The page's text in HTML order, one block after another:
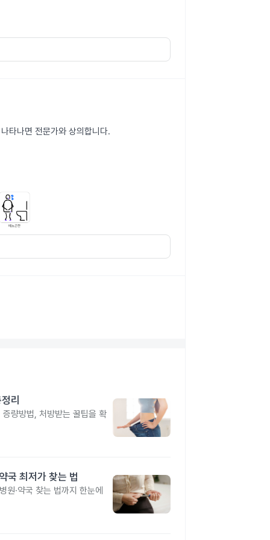
타나면 전문가와 상의합니다.
리
량방법, 처방받는 꿀팁을 확
국 최저가 찾는 법
·약국 찾는 법까지 한눈에